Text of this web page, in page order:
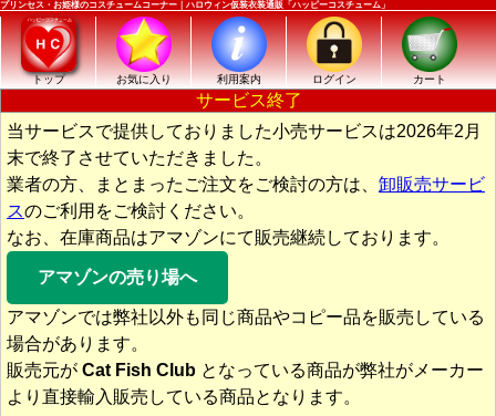
プリンセス・お姫様のコスチュームコーナー｜ハロウィン仮装衣装通販「ハッピーコスチューム」
トップ お気に入り 利用案内 ログイン カート
サービス終了
当サービスで提供しておりました小売サービスは2026年2月
末で終了させていただきました。
業者の方、まとまったご注文をご検討の方は、 卸販売サービ
スのご利用をご検討ください。
なお、在庫商品はアマゾンにて販売継続しております。
アマゾンの売り場へ
アマゾンでは弊社以外も同じ商品やコピー品を販売している
場合があります。
販売元が Cat Fish Club となっている商品が弊社がメーカー
より直接輸入販売している商品となります。